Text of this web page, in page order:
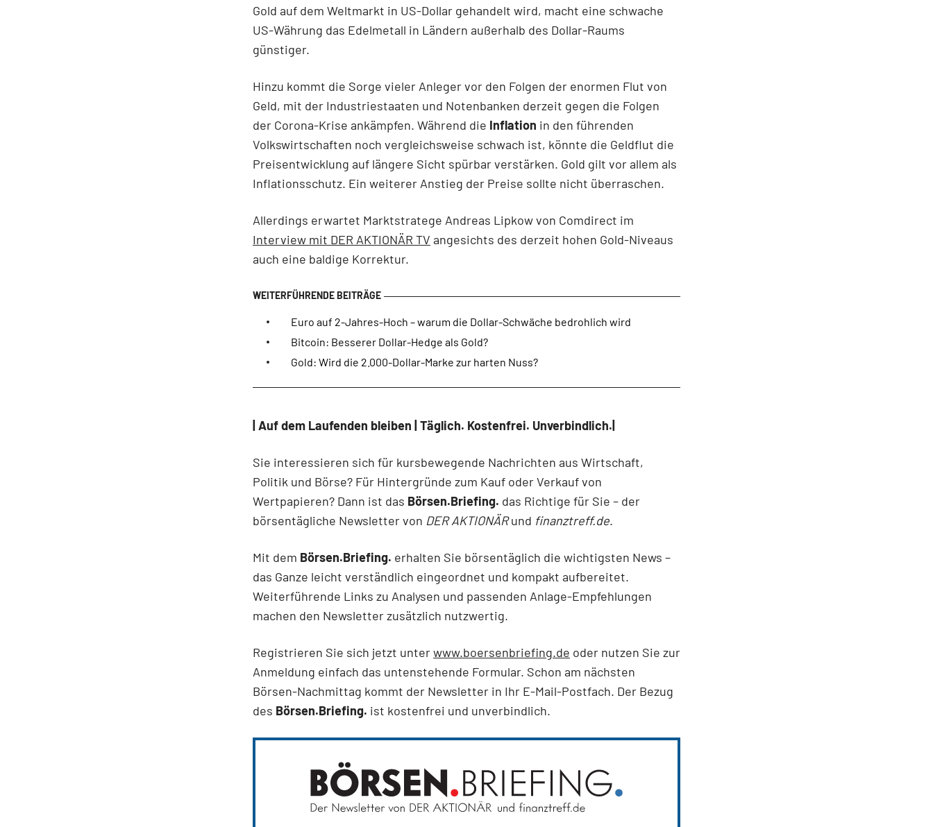
Gold auf dem Weltmarkt in US-Dollar gehandelt wird, macht eine schwache
US-Währung das Edelmetall in Ländern außerhalb des Dollar-Raums
günstiger.
Hinzu kommt die Sorge vieler Anleger vor den Folgen der enormen Flut von
Geld, mit der Industriestaaten und Notenbanken derzeit gegen die Folgen
der Corona-Krise ankämpfen. Während die Inflation in den führenden
Volkswirtschaften noch vergleichsweise schwach ist, könnte die Geldflut die
Preisentwicklung auf längere Sicht spürbar verstärken. Gold gilt vor allem als
Inflationsschutz. Ein weiterer Anstieg der Preise sollte nicht überraschen.
Allerdings erwartet Marktstratege Andreas Lipkow von Comdirect im
Interview mit DER AKTIONÄR TV angesichts des derzeit hohen Gold-Niveaus
auch eine baldige Korrektur.
Euro auf 2-Jahres-Hoch – warum die Dollar-Schwäche bedrohlich wird
Bitcoin: Besserer Dollar-Hedge als Gold?
Gold: Wird die 2.000-Dollar-Marke zur harten Nuss?
| Auf dem Laufenden bleiben | Täglich. Kostenfrei. Unverbindlich.|
Sie interessieren sich für kursbewegende Nachrichten aus Wirtschaft,
Politik und Börse? Für Hintergründe zum Kauf oder Verkauf von
Wertpapieren? Dann ist das Börsen.Briefing. das Richtige für Sie – der
börsentägliche Newsletter von DER AKTIONÄRund finanztreff.de.
Mit dem Börsen.Briefing. erhalten Sie börsentäglich die wichtigsten News –
das Ganze leicht verständlich eingeordnet und kompakt aufbereitet.
Weiterführende Links zu Analysen und passenden Anlage-Empfehlungen
machen den Newsletter zusätzlich nutzwertig.
Registrieren Sie sich jetzt unterwww.boersenbriefing.de oder nutzen Sie zur
Anmeldung einfach das untenstehende Formular. Schon am nächsten
Börsen-Nachmittag kommt der Newsletter in Ihr E-Mail-Postfach. Der Bezug
des Börsen.Briefing. ist kostenfrei und unverbindlich.